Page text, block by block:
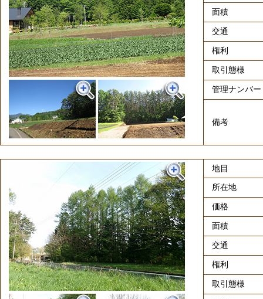
面積
交通
権利
取引態様
管理ナンバー
備考
地目
所在地
価格
面積
交通
権利
取引態様